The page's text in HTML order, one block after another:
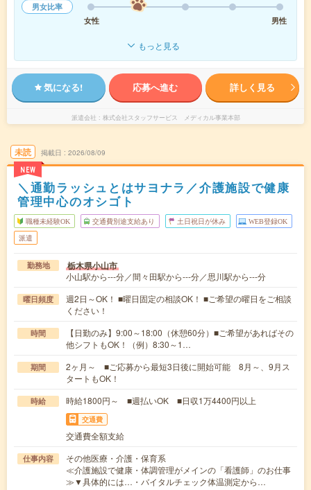
男女比率
女性
男性
もっと見る
気になる! 応募へ進む 詳しく見る
派遣会社 株式会社スタッフサービス メディカル事業本部
未読
NEW
掲載日 2026/08/09
＼通勤ラッシュとはサヨナラ／介護施設で健康
管理中心のオシゴト
職種未経験OK 交通費別途支給あり 土日祝日が休み WEB登録OK
派遣
勤務地 栃木県小山市
小山駅から---分／間々田駅から---分／思川駅から---分
曜日頻度
週2日～OK！ ■曜日固定の相談OK！ ■ご希望の曜日をご相談
ください！
時間
【日勤のみ】9:00～18:00（休憩60分）■ご希望があればその
他シフトもOK！（例）8:30～1…
期間
2ヶ月～ ■ご応募から最短3日後に開始可能 8月～、9月ス
タートもOK！
時給 時給1800円～ ■週払いOK ■日収1万4400円以上
交通費
交通費全額支給
仕事内容
その他医療・介護・保育系
≪介護施設で健康・体調管理がメインの「看護師」のお仕事
≫▼具体的には…・バイタルチェック体温測定から…